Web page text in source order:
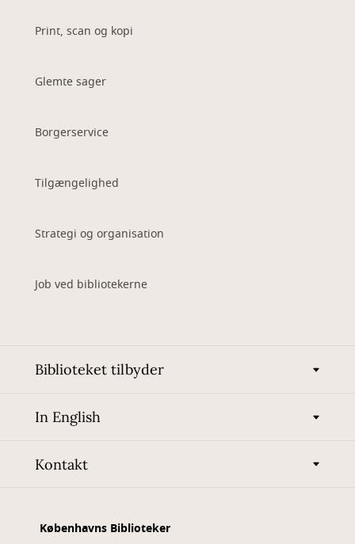
Print, scan og kopi
Glemte sager
Borgerservice
Tilgængelighed
Strategi og organisation
Job ved bibliotekerne
Biblioteket tilbyder
In English
Kontakt
Københavns Biblioteker